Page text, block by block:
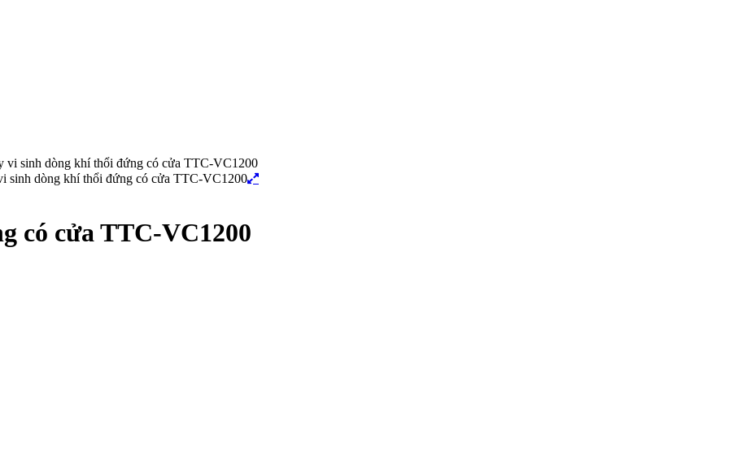
vi sinh dòng khí thổi đứng có cửa TTC-VC1200
có cửa TTC-VC1200